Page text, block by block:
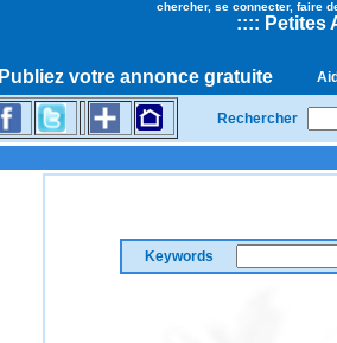
chercher, se connecter, faire
:::: Petites
Publiez votre annonce gratuite
Rechercher
Keywords